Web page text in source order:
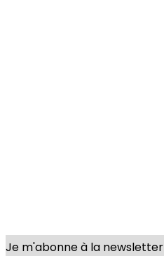
Je m'abonne à la newsletter